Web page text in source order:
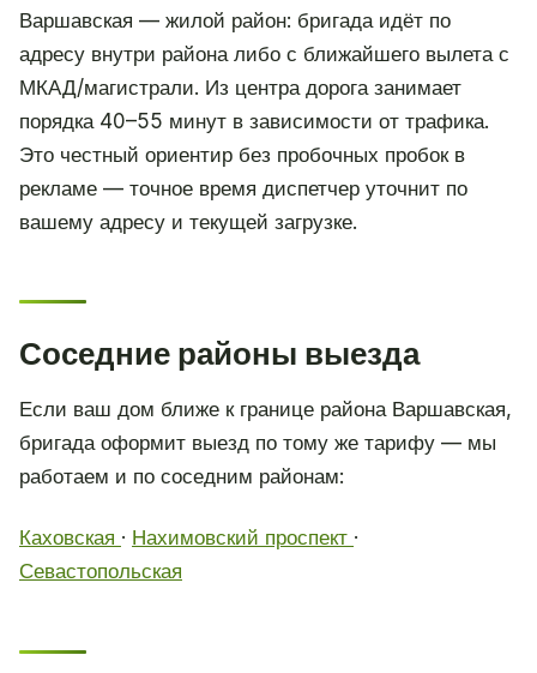
Варшавская — жилой район: бригада идёт по
адресу внутри района либо с ближайшего вылета с
МКАД/магистрали. Из центра дорога занимает
порядка 40–55 минут в зависимости от трафика.
Это честный ориентир без пробочных пробок в
рекламе — точное время диспетчер уточнит по
вашему адресу и текущей загрузке.
Соседние районы выезда
Если ваш дом ближе к границе района Варшавская,
бригада оформит выезд по тому же тарифу — мы
работаем и по соседним районам:
Каховская · Нахимовский проспект ·
Севастопольская